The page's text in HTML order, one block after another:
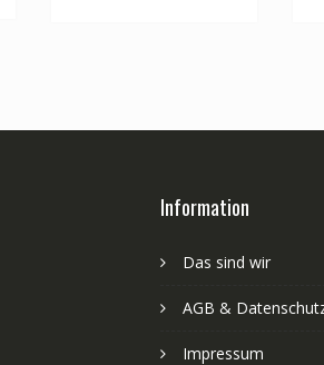
Information
Das sind wir
AGB &
Impressum